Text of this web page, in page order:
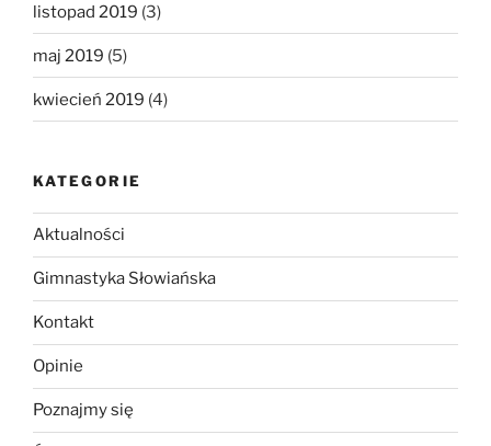
listopad 2019 (3)
maj 2019 (5)
kwiecień 2019 (4)
KATEGORIE
Aktualności
Gimnastyka Słowiańska
Kontakt
Opinie
Poznajmy się